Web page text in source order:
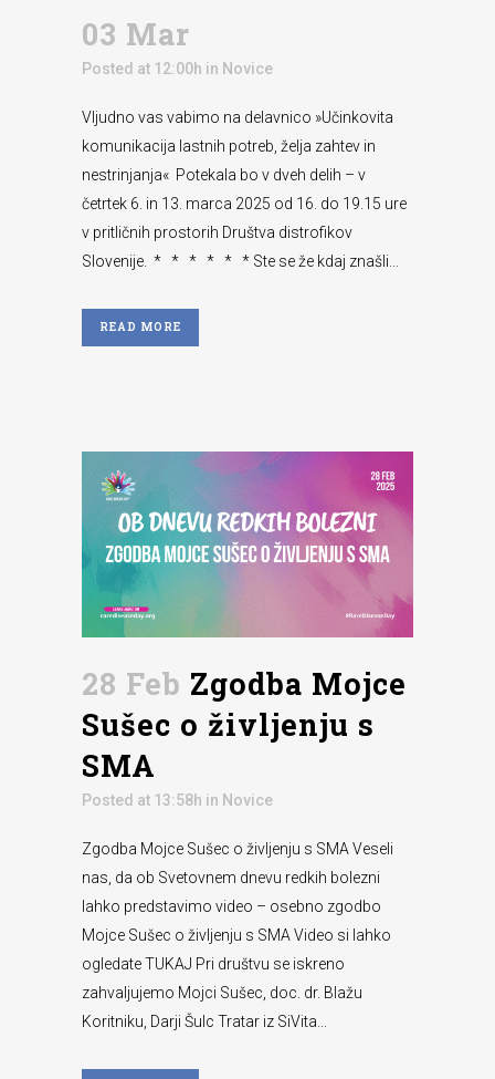
03 Mar
Posted at 12:00h in Novice
Vljudno vas vabimo na delavnico »Učinkovita
komunikacija lastnih potreb, želja zahtev in
nestrinjanja« Potekala bo v dveh delih – v
četrtek 6. in 13. marca 2025 od 16. do 19.15 ure
v pritličnih prostorih Društva distrofikov
Slovenije. * * * * * * Ste se že kdaj znašli...
READ MORE
28 Feb Zgodba Mojce
Sušec o življenju s
SMA
Posted at 13:58h in Novice
Zgodba Mojce Sušec o življenju s SMA Veseli
nas, da ob Svetovnem dnevu redkih bolezni
lahko predstavimo video – osebno zgodbo
Mojce Sušec o življenju s SMA Video si lahko
ogledate TUKAJ Pri društvu se iskreno
zahvaljujemo Mojci Sušec, doc. dr. Blažu
Koritniku, Darji Šulc Tratar iz SiVita...